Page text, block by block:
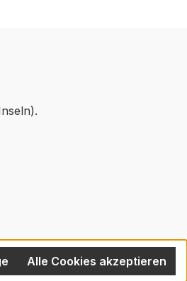
Alle Cookies akzeptieren